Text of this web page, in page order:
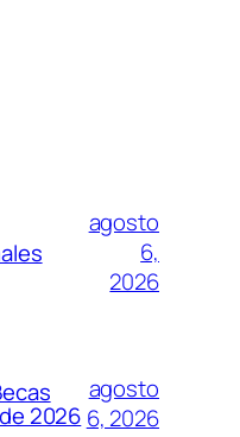
agosto
6,
2026
2026
agosto
6, 2026